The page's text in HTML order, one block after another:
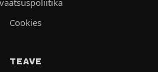
Cookies
TEAVE